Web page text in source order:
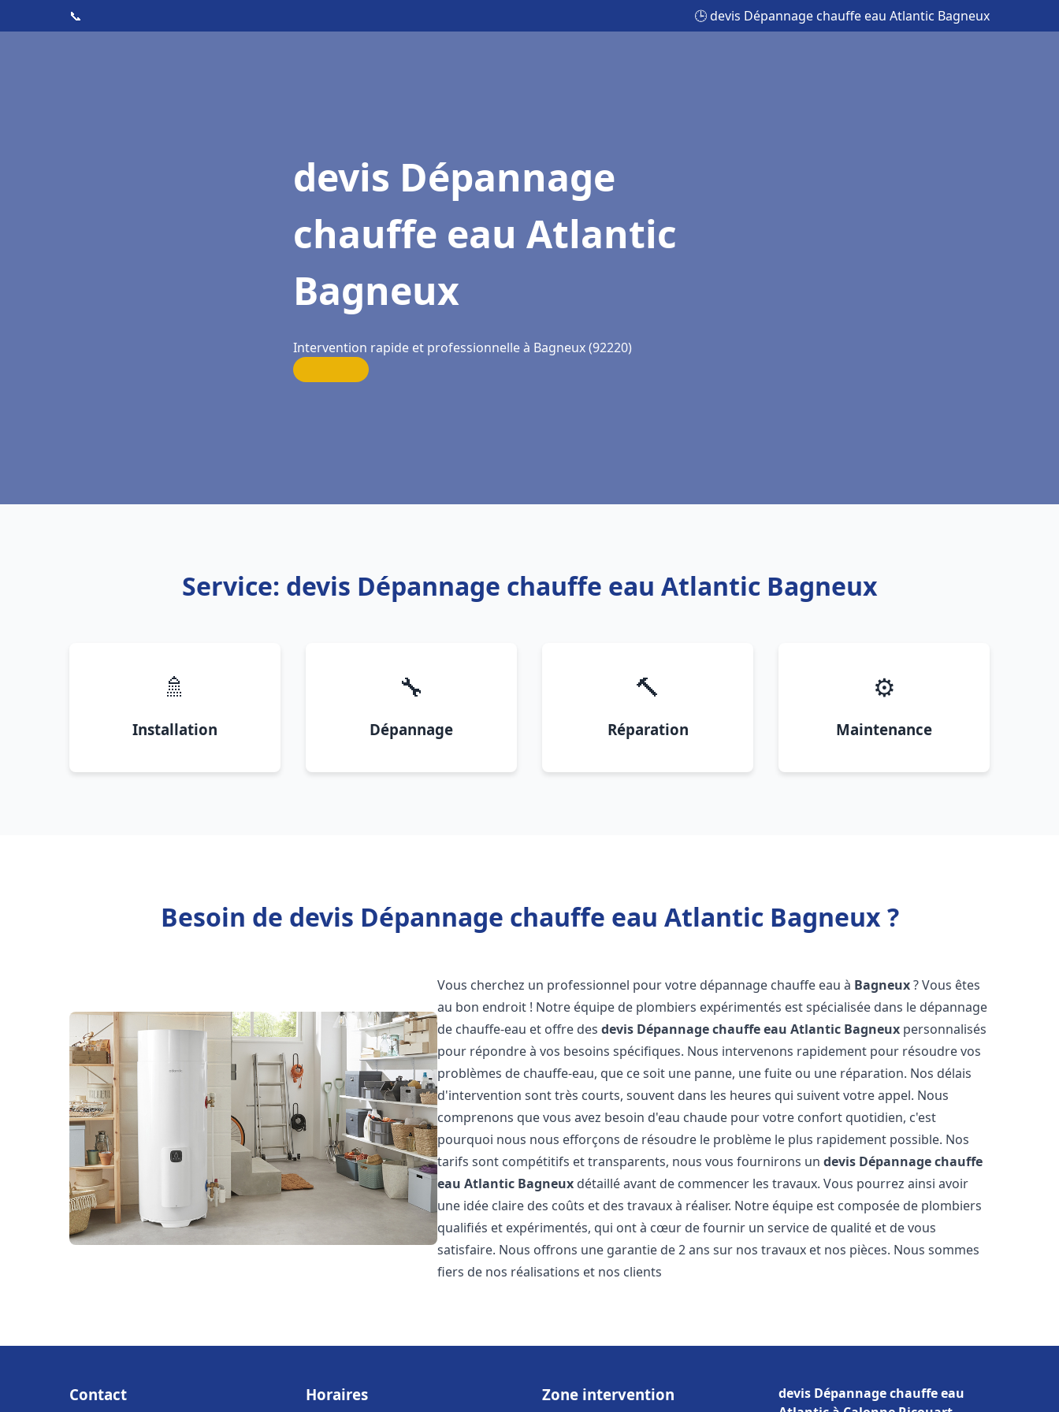
📞 🕒 devis Dépannage chauffe eau Atlantic Bagneux
devis Dépannage
chauffe eau Atlantic
Bagneux
Intervention rapide et professionnelle à Bagneux (92220)
Service: devis Dépannage chauffe eau Atlantic Bagneux
🚿
Installation
🔧
Dépannage
🔨
Réparation
⚙️
Maintenance
Besoin de devis Dépannage chauffe eau Atlantic Bagneux ?
Vous cherchez un professionnel pour votre dépannage chauffe eau à Bagneux? Vous êtes
au bon endroit ! Notre équipe de plombiers expérimentés est spécialisée dans le dépannage
de chauffe-eau et offre desdevis Dépannage chauffe eau Atlantic Bagneux personnalisés
pour répondre à vos besoins spécifiques. Nous intervenons rapidement pour résoudre vos
problèmes de chauffe-eau, que ce soit une panne, une fuite ou une réparation. Nos délais
d'intervention sont très courts, souvent dans les heures qui suivent votre appel. Nous
comprenons que vous avez besoin d'eau chaude pour votre confort quotidien, c'est
pourquoi nous nous efforçons de résoudre le problème le plus rapidement possible. Nos
tarifs sont compétitifs et transparents, nous vous fournirons undevis Dépannage chauffe
eau Atlantic Bagneux détaillé avant de commencer les travaux. Vous pourrez ainsi avoir
une idée claire des coûts et des travaux à réaliser. Notre équipe est composée de plombiers
qualifiés et expérimentés, qui ont à cœur de fournir un service de qualité et de vous
satisfaire. Nous offrons une garantie de 2 ans sur nos travaux et nos pièces. Nous sommes
fiers de nos réalisations et nos clients
Contact Horaires Zone intervention
devis Dépannage chauffe eau